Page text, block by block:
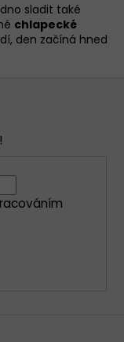
sladit také
chlapecké
den začíná hned